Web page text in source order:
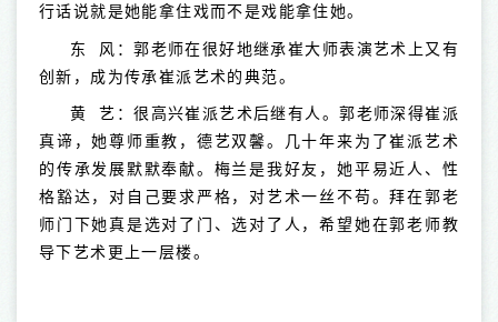
行话说就是她能拿住戏而不是戏能拿住她。
东 风：郭老师在很好地继承崔大师表演艺术上又有
创新，成为传承崔派艺术的典范。
黄 艺：很高兴崔派艺术后继有人。郭老师深得崔派
真谛，她尊师重教，德艺双馨。几十年来为了崔派艺术
的传承发展默默奉献。梅兰是我好友，她平易近人、性
格豁达，对自己要求严格，对艺术一丝不苟。拜在郭老
师门下她真是选对了门、选对了人，希望她在郭老师教
导下艺术更上一层楼。